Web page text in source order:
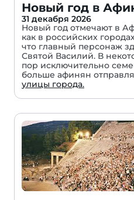
Новый год в
31 декабря 2026
Новый год отмечают в
как в российских
что главный персонаж
Святой Василий. В
пор исключительно
больше афинян
улицы города.